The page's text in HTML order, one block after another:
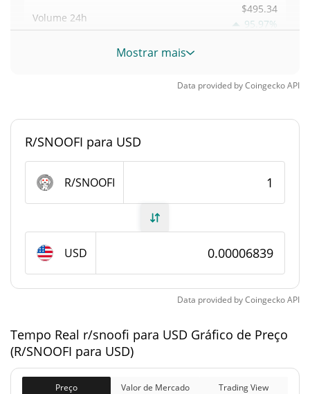
Volume 24h
$495.34
95.97%
Volume / Limite de
Posição de mercado
Fornecimento de r/snoofi
circulação
Fornecimento total
1,000,000,000 R/SNOOFI
r/snoofi Capitalização de mercado
Capitalização de
mercado
$68,390
0.12%
Mostrar mais
Data provided byCoingeckoAPI
R/SNOOFI para USD
R/SNOOFI
USD
Data provided byCoingeckoAPI
Tempo Real r/snoofi para USD Gráfico de Preço
(R/SNOOFI para USD)
Preço Valor de Mercado Trading View